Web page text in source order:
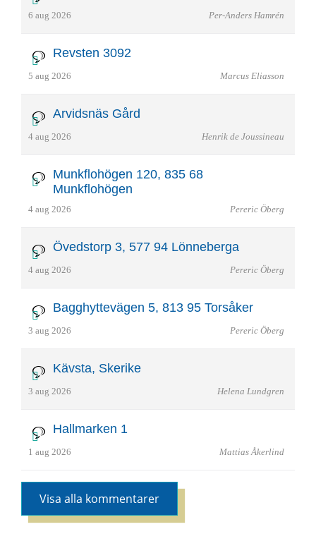
6 aug 2026 Per-Anders Hamrén
Revsten 3092
5 aug 2026 Marcus Eliasson
Arvidsnäs Gård
4 aug 2026 Henrik de Joussineau
Munkflohögen 120, 835 68
Munkflohögen
4 aug 2026 Pereric Öberg
Övedstorp 3, 577 94 Lönneberga
4 aug 2026 Pereric Öberg
Bagghyttevägen 5, 813 95 Torsåker
3 aug 2026 Pereric Öberg
Kävsta, Skerike
3 aug 2026 Helena Lundgren
Hallmarken 1
1 aug 2026 Mattias Åkerlind
Visa alla kommentarer